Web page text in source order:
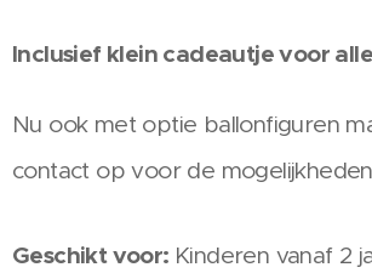
Inclusief klein cadeautje voor
Nu ook met optie ballonfiguren
contact op voor de
Geschikt voor: Kinderen vanaf 2